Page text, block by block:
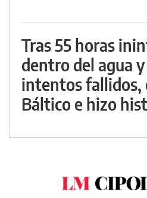
Tras 55 horas
dentro del agua
intentos fallidos,
Báltico e hizo